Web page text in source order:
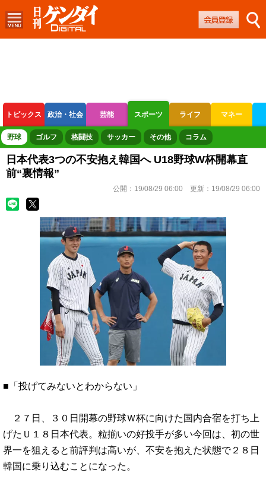
トピックス 政治・社会 芸能 スポーツ ライフ マネー
ボートレース 競輪 オートレース
野球 ゴルフ 格闘技 サッカー その他 コラム
日本代表3つの不安抱え韓国へ U18野球W杯開幕直
前“裏情報”
公開： 19/08/29 06:00 更新： 19/08/29 06:00
■「投げてみないとわからない」
２７日、３０日開幕の野球Ｗ杯に向けた国内合宿を打ち上
げたＵ１８日本代表。粒揃いの好投手が多い今回は、初の世
界一を狙えると前評判は高いが、不安を抱えた状態で２８日
韓国に乗り込むことになった。